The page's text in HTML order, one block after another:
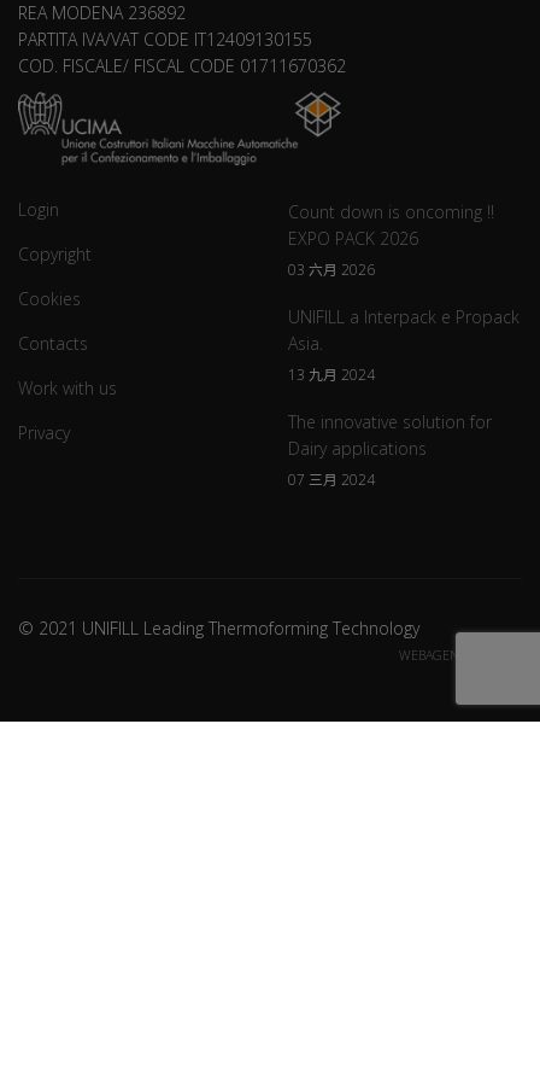
REA MODENA 236892
PARTITA IVA/VAT CODE IT12409130155
COD. FISCALE/ FISCAL CODE 01711670362
Login
Copyright
Cookies
Contacts
Work with us
Privacy
Count down is oncoming !!
EXPO PACK 2026
03 六月 2026
UNIFILL a Interpack e Propack
Asia.
13 九月 2024
The innovative solution for
Dairy applications
07 三月 2024
© 2021 UNIFILL Leading Thermoforming Technology
WEBAGENCY CREDITS